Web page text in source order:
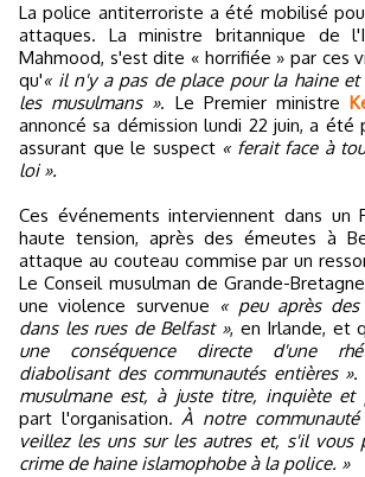
La police antiterroriste a été mobilisé
attaques. La ministre britannique de
Mahmood, s'est dite « horrifiée » par ces
qu'« il n'y a pas de place pour la haine
les musulmans ». Le Premier ministre
annoncé sa démission lundi 22 juin, a été
assurant que le suspect « ferait face à
loi ».
Ces événements interviennent dans un
haute tension, après des émeutes à
attaque au couteau commise par un
Le Conseil musulman de Grande-
une violence survenue « peu après
dans les rues de Belfast », en Irlande, et
une conséquence directe d'une
diabolisant des communautés entières ».
musulmane est, à juste titre, inquiète et
part l'organisation.À notre
veillez les uns sur les autres et, s'il vous
crime de haine islamophobe à la police. »